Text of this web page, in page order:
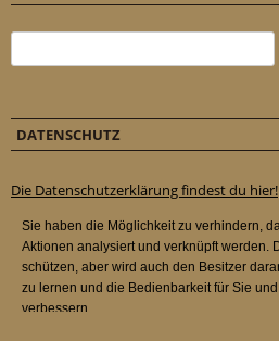
DATENSCHUTZ
Die Datenschutzerklärung findest du hier!